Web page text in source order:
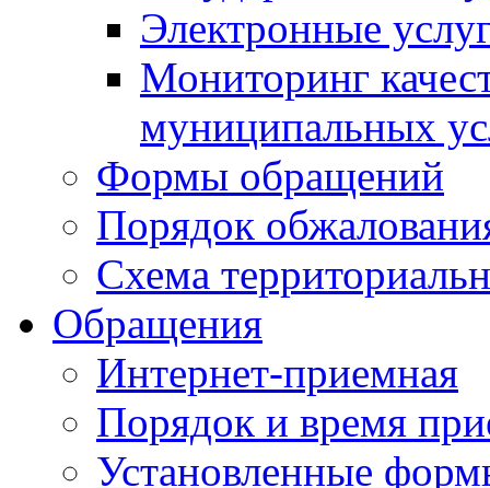
Электронные
Мониторинг
муниципальных
Формы обращений
Порядок
Схема
Обращения
Интернет-приемная
Порядок и время
Установленные